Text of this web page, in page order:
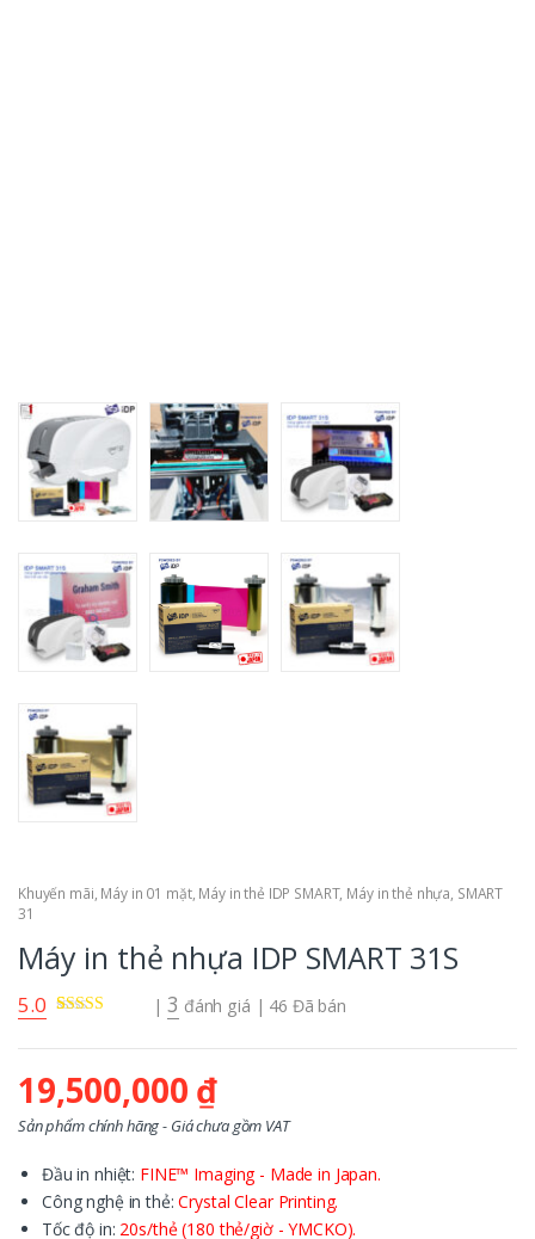
Khuyến mãi, Máy in 01 mặt, Máy in thẻ IDP SMART, Máy in thẻ nhựa, SMART
31
Máy in thẻ nhựa IDP SMART 31S
5.0
dựa trênđánh
|3 đánh giá | 46 Đã bán
19,500,000 ₫
Sản phẩm chính hãng - Giá chưa gồm VAT
Đầu in nhiệt: FINE™ Imaging - Made in Japan.
Công nghệ in thẻ:Crystal Clear Printing.
Tốc độ in: 20s/thẻ (180 thẻ/giờ - YMCKO).